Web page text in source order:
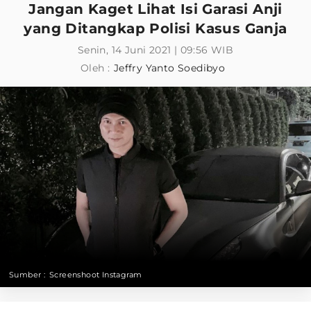
Jangan Kaget Lihat Isi Garasi Anji
yang Ditangkap Polisi Kasus Ganja
Senin, 14 Juni 2021 | 09:56 WIB
Oleh : Jeffry Yanto Soedibyo
Sumber : Screenshoot Instagram